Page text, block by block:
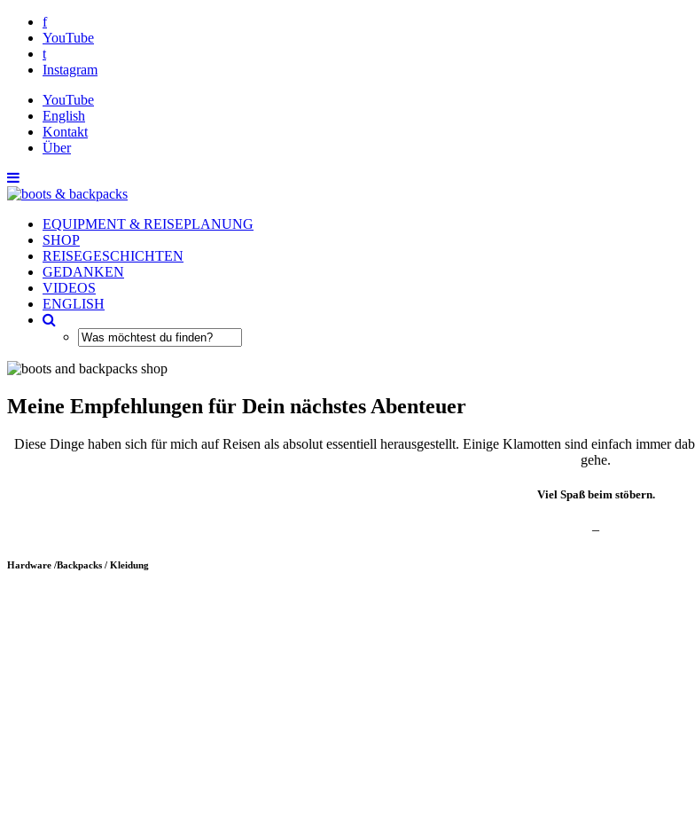
f
YouTube
t
Instagram
YouTube
English
Kontakt
Über
EQUIPMENT & REISEPLANUNG
SHOP
REISEGESCHICHTEN
GEDANKEN
VIDEOS
ENGLISH
Meine Empfehlungen für Dein nächstes Abenteuer
Diese Dinge haben sich für mich auf Reisen als absolut essentiell herausgestellt. Einige Klamotten sind einfach immer
gehe.
Viel Spaß beim stöbern.
–
Hardware /Backpacks / Kleidung